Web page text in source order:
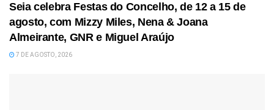
Seia celebra Festas do Concelho, de 12 a 15 de
agosto, com Mizzy Miles, Nena & Joana
Almeirante, GNR e Miguel Araújo
7 DE AGOSTO, 2026